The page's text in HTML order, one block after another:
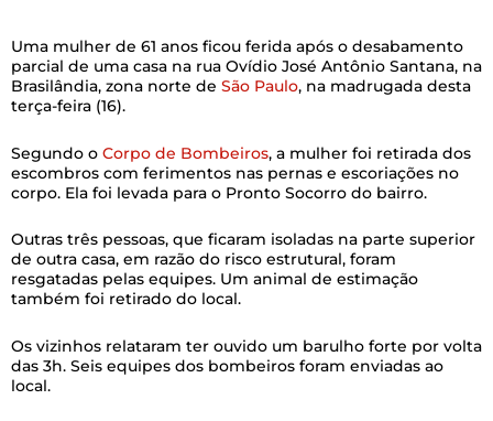
Uma mulher de 61 anos ficou ferida após o desabamento
parcial de uma casa na rua Ovídio José Antônio Santana, na
Brasilândia, zona norte de São Paulo, na madrugada desta
terça-feira (16).
Segundo o Corpo de Bombeiros, a mulher foi retirada dos
escombros com ferimentos nas pernas e escoriações no
corpo. Ela foi levada para o Pronto Socorro do bairro.
Outras três pessoas, que ficaram isoladas na parte superior
de outra casa, em razão do risco estrutural, foram
resgatadas pelas equipes. Um animal de estimação
também foi retirado do local.
Os vizinhos relataram ter ouvido um barulho forte por volta
das 3h. Seis equipes dos bombeiros foram enviadas ao
local.